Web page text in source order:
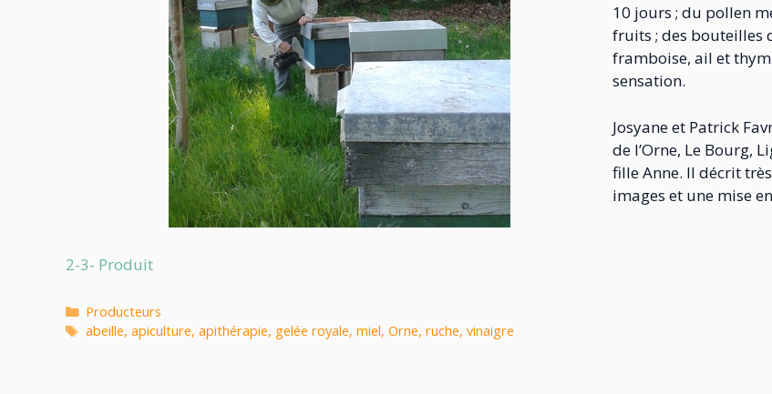
10 jours ; du pollen
fruits ; des bouteilles
framboise, ail et
sensation.
Josyane et Patrick
de l’Orne, Le Bourg,
fille Anne. Il décrit
images et une mise
2-3- Produit
Producteurs
abeille, apiculture, apithérapie, gelée royale, miel, Orne, ruche, vinaigre